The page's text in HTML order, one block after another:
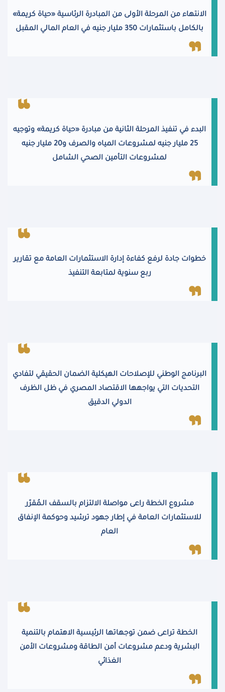
الانتهاء من المرحلة الأولى من المبادرة الرئاسية «حياة كريمة»
بالكامل باستثمارات 350 مليار جنيه في العام المالي المقبل
البدء في تنفيذ المرحلة الثانية من مبادرة «حياة كريمة» وتوجيه
25 مليار جنيه لمشروعات المياه والصرف و20 مليار جنيه
لمشروعات التأمين الصحي الشامل
خطوات جادة لرفع كفاءة إدارة الاستثمارات العامة مع تقارير
ربع سنوية لمتابعة التنفيذ
البرنامج الوطني للإصلاحات الهيكلية الضمان الحقيقي لتفادي
التحديات التي يواجهها الاقتصاد المصري في ظل الظرف
الدولي الدقيق
مشروع الخطة راعى مواصلة الالتزام بالسقف الـمُقرّر
للاستثمارات العامة في إطار جهود ترشيد وحوكمة الإنفاق
العام
الخطة تراعى ضمن توجهاتها الرئيسية الاهتمام بالتنمية
البشرية ودعم مشروعات أمن الطاقة ومشروعات الأمن
الغذائي